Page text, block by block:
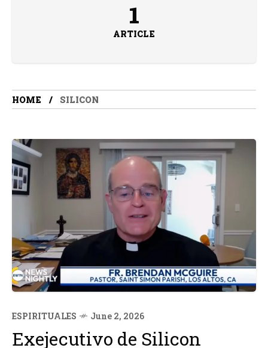
1
ARTICLE
HOME SILICON
ESPIRITUALES June 2, 2026
Exejecutivo de Silicon